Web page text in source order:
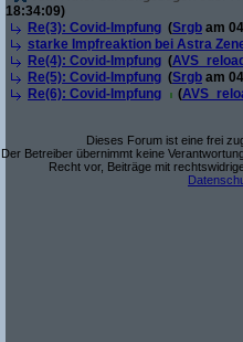
18:34:09)
Re(3): Covid-Impfung (Srgb am
starke Impfreaktion bei Astra
Re(4): Covid-Impfung (
Re(5): Covid-Impfung (Srgb am
Re(6): Covid-Impfung
(
Dieses Forum ist eine frei
Der Betreiber übernimmt keine
Recht vor, Beiträge mit